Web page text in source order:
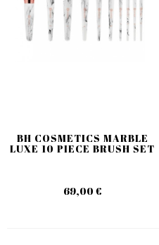
BH COSMETICS MARBLE
LUXE 10 PIECE BRUSH SET
69,00 €